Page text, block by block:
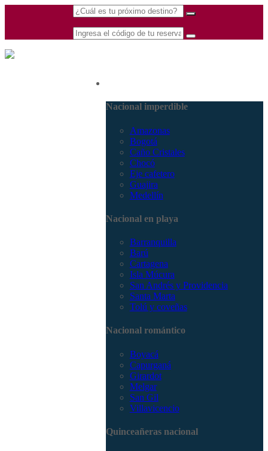
Nacional imperdible
Amazonas
Bogotá
Caño Cristales
Chocó
Eje cafetero
Guajira
Medellín
Nacional en playa
Barranquilla
Barú
Cartagena
Isla Múcura
San Andrés y Providencia
Santa Marta
Tolú y coveñas
Nacional romántico
Boyacá
Capurganá
Girardot
Melgar
San Gil
Villavicencio
Quinceañeras nacional